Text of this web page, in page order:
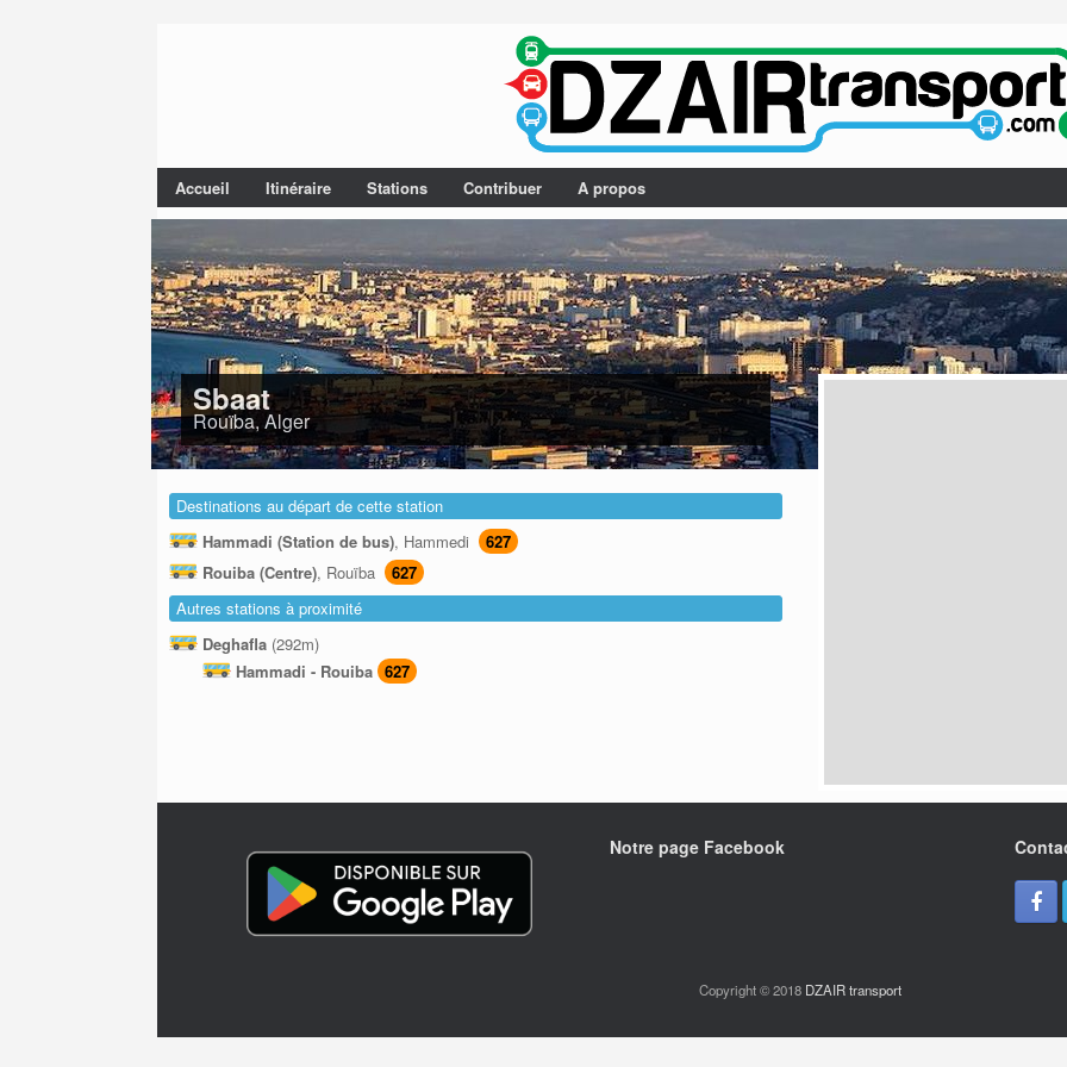
Accueil Itinéraire Stations Contribuer A propos
Sbaat
Rouïba, Alger
Destinations au départ de cette station
Hammadi (Station de bus), Hammedi
627
Rouiba (Centre), Rouïba
627
Autres stations à proximité
Deghafla (292m)
Hammadi - Rouiba 627
Notre page Facebook
Copyright © 2018 DZAIR transport